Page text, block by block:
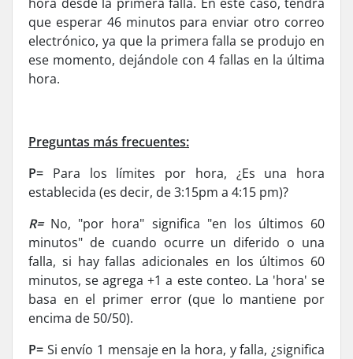
que esperar 46 minutos para enviar otro correo
electrónico, ya que la primera falla se produjo en
ese momento, dejándole con 4 fallas en la última
hora.
Preguntas más frecuentes:
P= Para los límites por hora, ¿Es una hora
establecida (es decir, de 3:15pm a 4:15 pm)?
R=No, "por hora" significa "en los últimos 60
minutos" de cuando ocurre un diferido o una
falla, si hay fallas adicionales en los últimos 60
minutos, se agrega +1 a este conteo. La 'hora' se
basa en el primer error (que lo mantiene por
encima de 50/50).
P= Si enví­o 1 mensaje en la hora, y falla, ¿significa